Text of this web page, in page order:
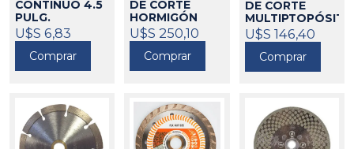
CONTINUO 4.5
PULG.
HUSQVARNA
588013
U$S 6,83
Comprar
DE CORTE
HORMIGÓN
CURADO 18
PULG.
HUSQVARNA
588061
U$S 250,10
Comprar
DE CORTE
MULTIPTOPÓSITO
14"
HUSQVARNA
QH5588010
U$S 146,40
Comprar